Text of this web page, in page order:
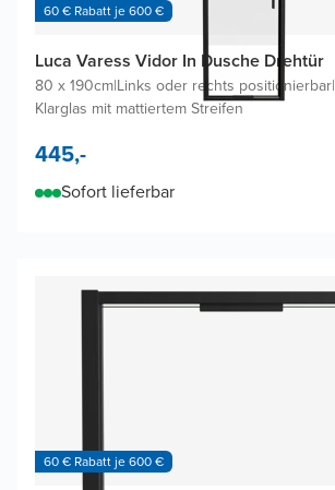
60 € Rabatt je 600 €
Luca Varess Vidor In Dusche Drehtür
80 x 190cm|Links oder rechts positionierbar|
Klarglas mit mattiertem Streifen
445,-
Sofort lieferbar
60 € Rabatt je 600 €